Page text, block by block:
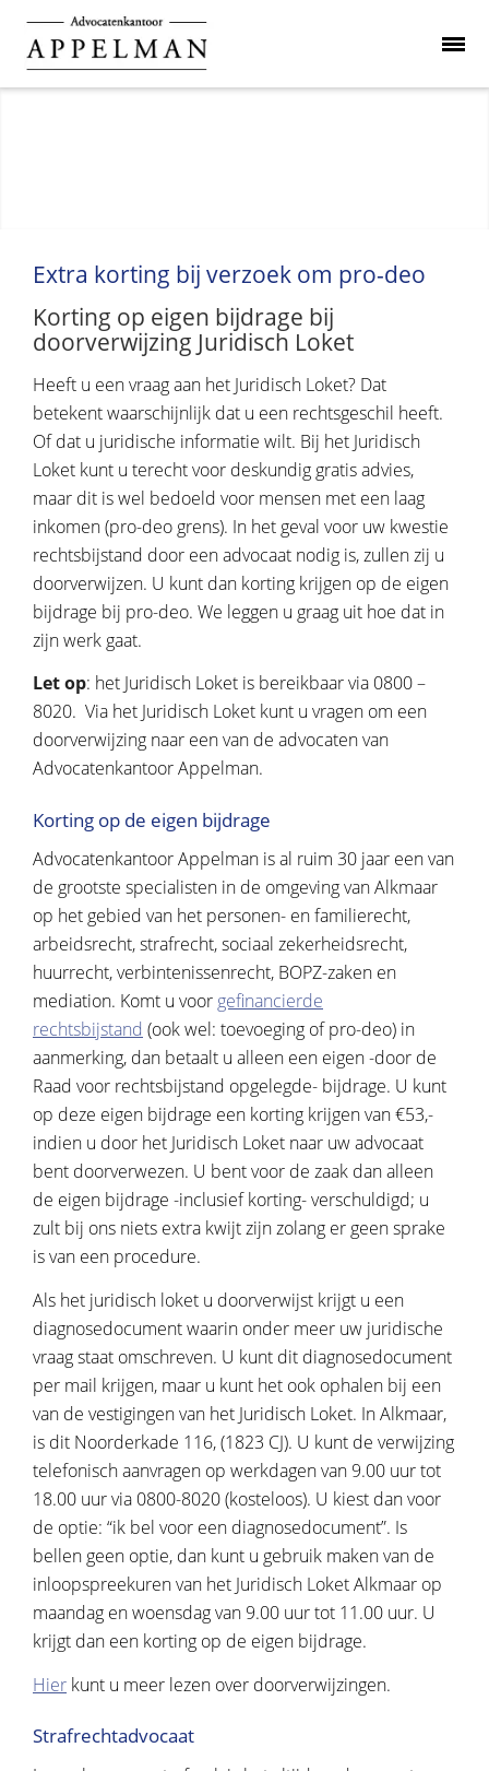
Extra korting bij verzoek om pro-deo
Korting op eigen bijdrage bij
doorverwijzing Juridisch Loket
Heeft u een vraag aan het Juridisch Loket? Dat
betekent waarschijnlijk dat u een rechtsgeschil heeft.
Of dat u juridische informatie wilt. Bij het Juridisch
Loket kunt u terecht voor deskundig gratis advies,
maar dit is wel bedoeld voor mensen met een laag
inkomen (pro-deo grens). In het geval voor uw kwestie
rechtsbijstand door een advocaat nodig is, zullen zij u
doorverwijzen. U kunt dan korting krijgen op de eigen
bijdrage bij pro-deo. We leggen u graag uit hoe dat in
zijn werk gaat.
Let op: het Juridisch Loket is bereikbaar via 0800 –
8020. Via het Juridisch Loket kunt u vragen om een
doorverwijzing naar een van de advocaten van
Advocatenkantoor Appelman.
Korting op de eigen bijdrage
Advocatenkantoor Appelman is al ruim 30 jaar een van
de grootste specialisten in de omgeving van Alkmaar
op het gebied van het personen- en familierecht,
arbeidsrecht, strafrecht, sociaal zekerheidsrecht,
huurrecht, verbintenissenrecht, BOPZ-zaken en
mediation. Komt u voorgefinancierde
rechtsbijstand (ook wel: toevoeging of pro-deo) in
aanmerking, dan betaalt u alleen een eigen -door de
Raad voor rechtsbijstand opgelegde- bijdrage. U kunt
op deze eigen bijdrage een korting krijgen van €53,-
indien u door het Juridisch Loket naar uw advocaat
bent doorverwezen. U bent voor de zaak dan alleen
de eigen bijdrage -inclusief korting- verschuldigd; u
zult bij ons niets extra kwijt zijn zolang er geen sprake
is van een procedure.
Als het juridisch loket u doorverwijst krijgt u een
diagnosedocument waarin onder meer uw juridische
vraag staat omschreven. U kunt dit diagnosedocument
per mail krijgen, maar u kunt het ook ophalen bij een
van de vestigingen van het Juridisch Loket. In Alkmaar,
is dit Noorderkade 116, (1823 CJ). U kunt de verwijzing
telefonisch aanvragen op werkdagen van 9.00 uur tot
18.00 uur via 0800-8020 (kosteloos). U kiest dan voor
de optie: “ik bel voor een diagnosedocument”. Is
bellen geen optie, dan kunt u gebruik maken van de
inloopspreekuren van het Juridisch Loket Alkmaar op
maandag en woensdag van 9.00 uur tot 11.00 uur. U
krijgt dan een korting op de eigen bijdrage.
Hier kunt u meer lezen over doorverwijzingen.
Strafrechtadvocaat